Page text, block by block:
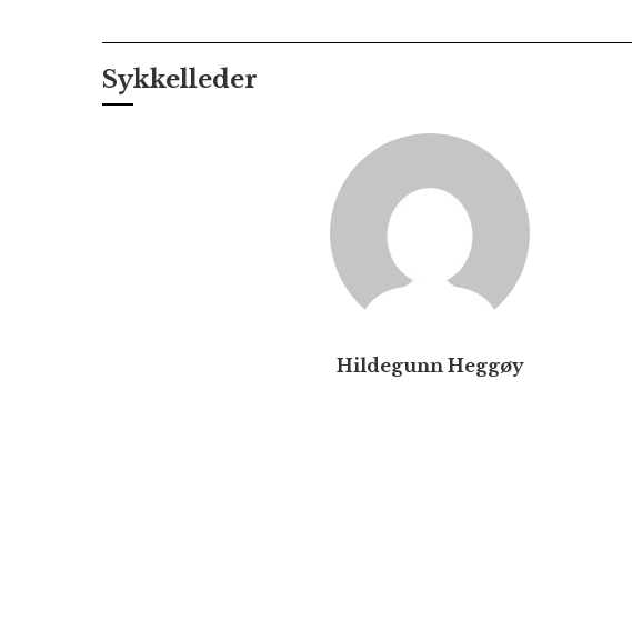
Sykkelleder
Hildegunn Heggøy